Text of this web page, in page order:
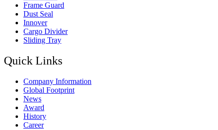
Frame Guard
Dust Seal
Innover
Cargo Divider
Sliding Tray
Quick Links
Company Information
Global Footprint
News
Award
History
Career